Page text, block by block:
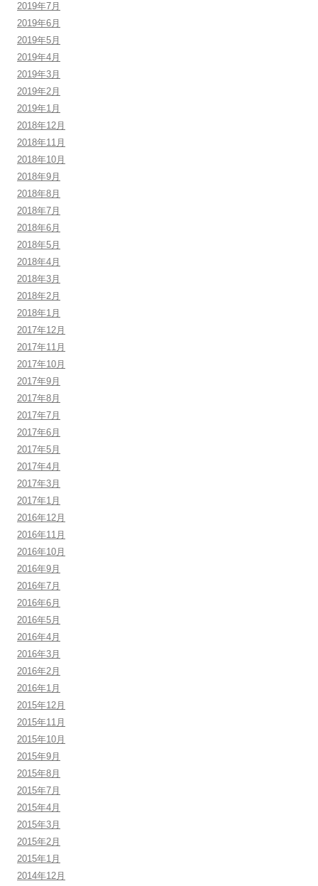
2019年7月
2019年6月
2019年5月
2019年4月
2019年3月
2019年2月
2019年1月
2018年12月
2018年11月
2018年10月
2018年9月
2018年8月
2018年7月
2018年6月
2018年5月
2018年4月
2018年3月
2018年2月
2018年1月
2017年12月
2017年11月
2017年10月
2017年9月
2017年8月
2017年7月
2017年6月
2017年5月
2017年4月
2017年3月
2017年1月
2016年12月
2016年11月
2016年10月
2016年9月
2016年7月
2016年6月
2016年5月
2016年4月
2016年3月
2016年2月
2016年1月
2015年12月
2015年11月
2015年10月
2015年9月
2015年8月
2015年7月
2015年4月
2015年3月
2015年2月
2015年1月
2014年12月